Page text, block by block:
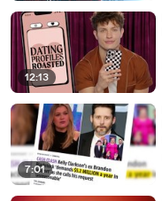
12:13
7:01